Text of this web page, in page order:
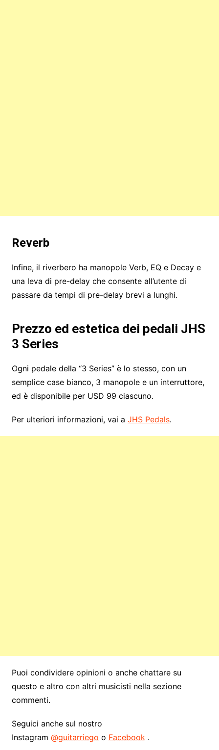
Reverb
Infine, il riverbero ha manopole Verb, EQ e Decay e
una leva di pre-delay che consente all’utente di
passare da tempi di pre-delay brevi a lunghi.
Prezzo ed estetica dei pedali JHS
3 Series
Ogni pedale della “3 Series” è lo stesso, con un
semplice case bianco, 3 manopole e un interruttore,
ed è disponibile per USD 99 ciascuno.
Per ulteriori informazioni, vai a JHS Pedals.
Puoi condividere opinioni o anche chattare su
questo e altro con altri musicisti nella sezione
commenti.
Seguici anche sul nostro
Instagram @guitarriego o Facebook.